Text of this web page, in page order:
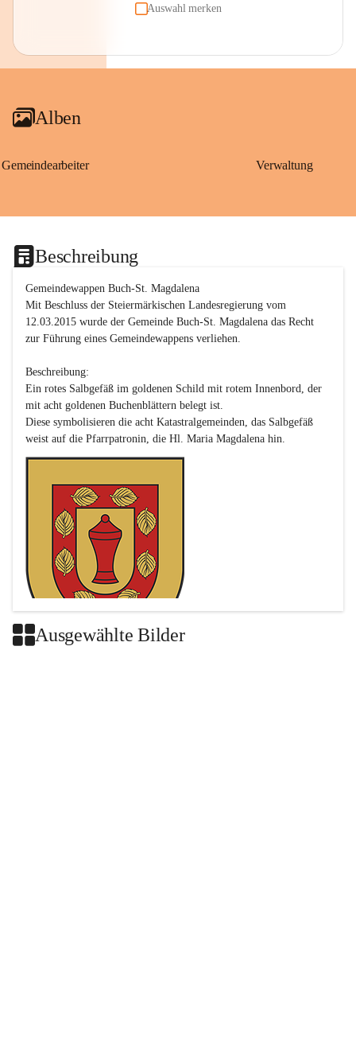
Auswahl merken
Alben
Gemeindearbeiter Verwaltung
Beschreibung
Gemeindewappen Buch-St. Magdalena
Mit Beschluss der Steiermärkischen Landesregierung vom
12.03.2015 wurde der Gemeinde Buch-St. Magdalena das Recht
zur Führung eines Gemeindewappens verliehen.
Beschreibung:
Ein rotes Salbgefäß im goldenen Schild mit rotem Innenbord, der
mit acht goldenen Buchenblättern belegt ist.
Diese symbolisieren die acht Katastralgemeinden, das Salbgefäß
Ausgewählte Bilder